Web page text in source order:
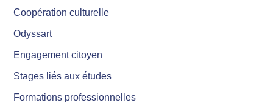
Coopération culturelle
Odyssart
Engagement citoyen
Stages liés aux études
Formations professionnelles